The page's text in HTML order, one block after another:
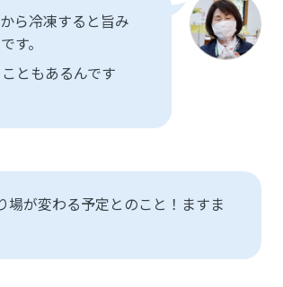
ら冷凍すると旨み
す。
ともあるんです
が変わる予定とのこと！ますま